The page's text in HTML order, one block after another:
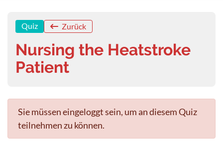
Quiz Zurück
Nursing the Heatstroke
Patient
Sie müssen eingeloggt sein, um an diesem Quiz
teilnehmen zu können.